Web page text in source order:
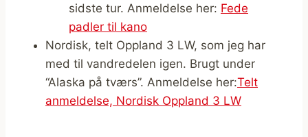
sidste tur. Anmeldelse her: Fede
padler til kano
Nordisk, telt Oppland 3 LW, som jeg har
med til vandredelen igen. Brugt under
“Alaska på tværs”. Anmeldelse her:Telt
anmeldelse, Nordisk Oppland 3 LW